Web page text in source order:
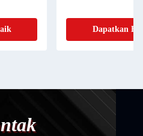
Dapatkan